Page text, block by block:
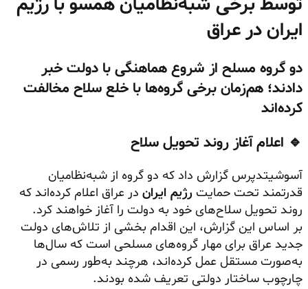
ایران در عراق
دو گروه مسلح از شروع هماهنگی با دولت خبر
دادند؛ هم‌زمان برخی گروه‌ها با خلع سلاح مخالفت
کرده‌اند
🔹 اعلام آغاز روند تحویل سلاح
آسوشیتدپرس گزارش داد که دو گروه از شبه‌نظامیان
قدرتمند تحت حمایت رژیم ایران در عراق اعلام کرده‌اند که
روند تحویل سلاح‌های خود به دولت را آغاز خواهند کرد.
بر اساس این گزارش، این اقدام بخشی از تلاش‌های دولت
جدید عراق برای مهار گروه‌های مسلحی است که سال‌ها
به‌صورت مستقل عمل کرده‌اند، هرچند به‌طور رسمی در
چارچوب ساختار دولتی تعریف شده بودند.